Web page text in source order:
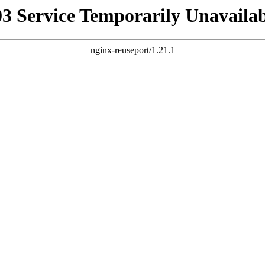
Service Temporarily
nginx-reuseport/1.21.1